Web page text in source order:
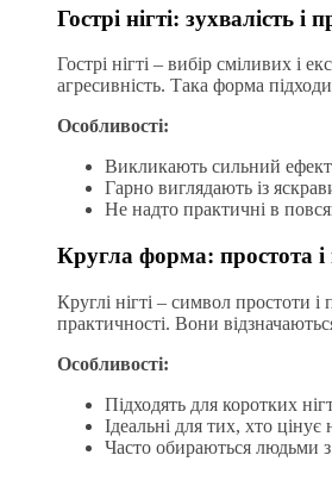
Гострі нігті: зухвалість і
Гострі нігті – вибір сміливих і
агресивність. Така форма
Особливості:
Викликають сильний ефект
Гарно виглядають із
Не надто практичні в
Кругла форма: простота і
Круглі нігті – символ простоти
практичності. Вони
Особливості:
Підходять для коротких
Ідеальні для тих, хто цінує
Часто обираються людьми